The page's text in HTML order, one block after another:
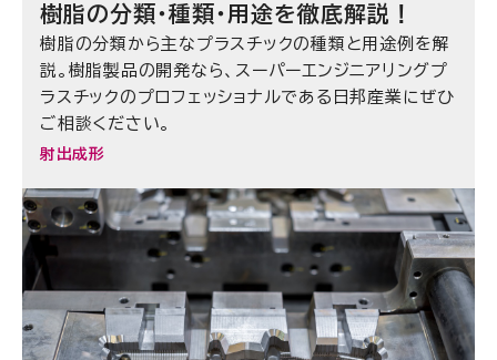
樹脂の分類・種類・用途を徹底解説！
樹脂の分類から主なプラスチックの種類と用途例を解
説。樹脂製品の開発なら、スーパーエンジニアリングプ
ラスチックのプロフェッショナルである日邦産業にぜひ
ご相談ください。
射出成形